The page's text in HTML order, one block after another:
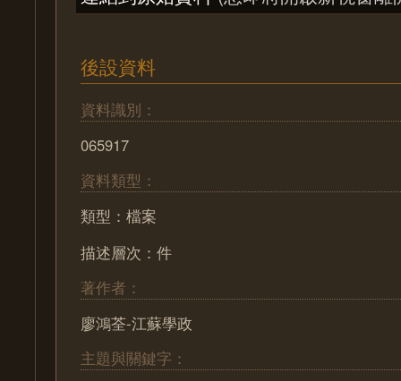
後設資料
資料識別：
065917
資料類型：
類型：檔案
描述層次：件
著作者：
廖鴻荃-江蘇學政
主題與關鍵字：